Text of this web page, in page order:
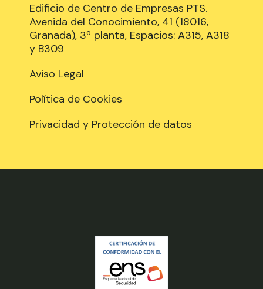
Edificio de Centro de Empresas PTS.
Avenida del Conocimiento, 41 (18016,
Granada), 3º planta, Espacios: A315, A318
y B309
Aviso Legal
Política de Cookies
Privacidad y Protección de datos